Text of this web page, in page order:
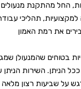
מהתקנת מנעולים
תהליכי עבודה
את רמת האמון
שהמנעולן שמגיע
השירות הניתן על
שביעות רצון מלאה